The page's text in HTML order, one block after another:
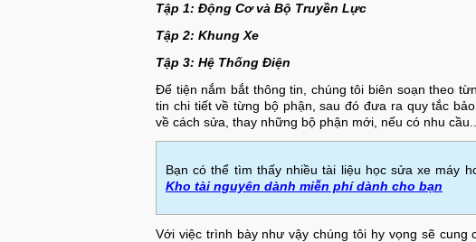
Tập 1: Động Cơ và Bộ Truyền Lực
Tập 2: Khung Xe
Tập 3: Hệ Thống Điện
Để tiện nắm bắt thông tin, chúng tôi biên soạn theo
tin chi tiết về từng bộ phận, sau đó đưa ra quy tắc
về cách sửa, thay những bộ phận mới, nếu có nhu cầu...
Bạn có thể tìm thấy nhiều tài liệu học sửa xe máy
Kho tài nguyên dành miễn phí dành cho bạn
Với việc trình bày như vậy chúng tôi hy vọng sẽ